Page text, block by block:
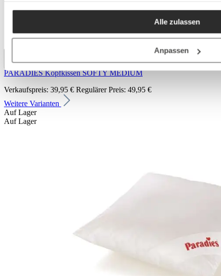
Zwecken (z.B. Produktverbesserungen,
Alle zulassen
Anpassen
PARADIES Kopfkissen SOFTY MEDIUM
Verkaufspreis: 39,95 € Regulärer Preis: 49,95 €
Weitere Varianten
Auf Lager
Auf Lager